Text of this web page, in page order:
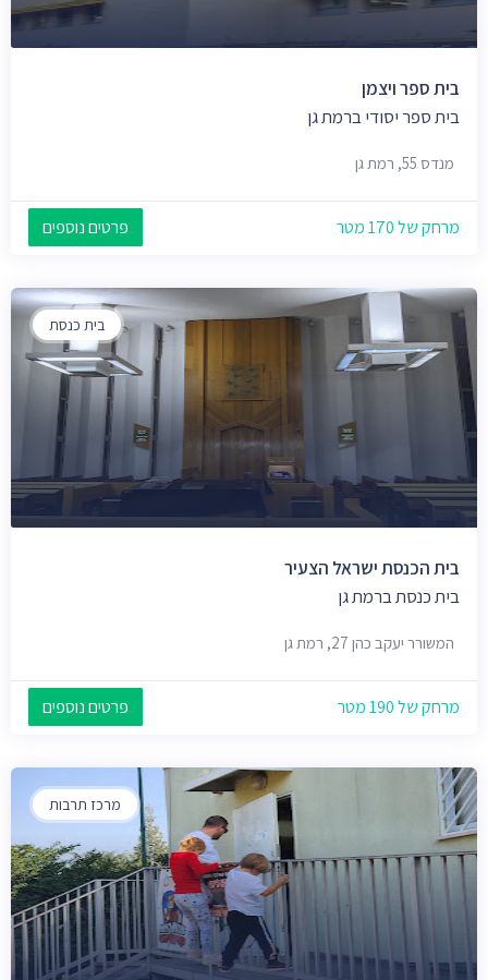
בית ספר ויצמן
בית ספר יסודי ברמת גן
מנדס 55, רמת גן
מרחק של 170 מטר פרטים נוספים
בית כנסת
בית הכנסת ישראל הצעיר
בית כנסת ברמת גן
המשורר יעקב כהן 27, רמת גן
מרחק של 190 מטר פרטים נוספים
מרכז תרבות